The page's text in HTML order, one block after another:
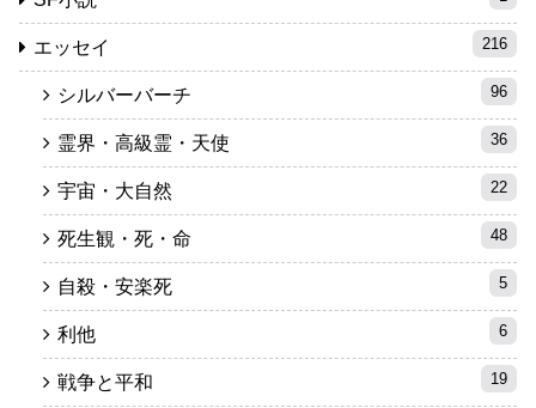
エッセイ 216
シルバーバーチ 96
霊界・高級霊・天使 36
宇宙・大自然 22
死生観・死・命 48
自殺・安楽死 5
利他 6
戦争と平和 19